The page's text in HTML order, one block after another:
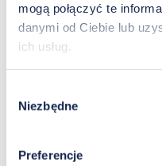
mogą połączyć te
danymi od Ciebie lub
ich usług.
zgody
Niezbędne
Preferencje
Dieta w
bólu głowy
ludzkim ciele